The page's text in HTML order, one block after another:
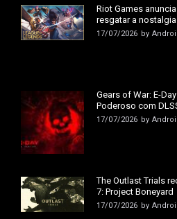
Riot Games
resgatar a
17/07/2026 by
Gears of War: E-
Poderoso com
17/07/2026 by
The Outlast Trials
7: Project Boneyard
17/07/2026 by